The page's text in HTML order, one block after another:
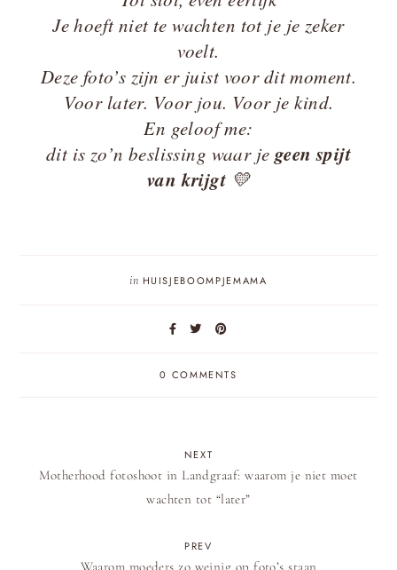
Je hoeft niet te wachten tot je je zeker
voelt.
Deze foto’s zijn er juist voor dit moment.
Voor later. Voor jou. Voor je kind.
En geloof me:
dit is zo’n beslissing waar je geen spijt
van krijgt 💛
in HUISJEBOOMPJEMAMA
0 COMMENTS
NEXT
Motherhood fotoshoot in Landgraaf: waarom je niet moet
wachten tot “later”
PREV
Waarom moeders zo weinig op foto’s staan